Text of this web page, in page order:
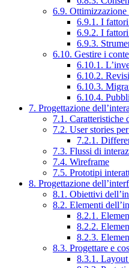
6.9.
6.9.1. I fattori
6.9.2. I fattori
6.9.3.
6.10. Gestire i
6.10.1.
6.10.2.
6.10.3.
6.10.4.
7. Progettazione
7.1. Caratteristiche
7.2. User stories
7.2.1.
7.3. Flussi di
7.4. Wireframe
7.5. Prototipi
8. Progettazione
8.1. Obiettivi
8.2. Elementi
8.2.1.
8.2.2.
8.2.3.
8.3. Progettare e
8.3.1.